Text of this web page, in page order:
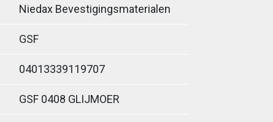
Niedax Bevestigingsmaterialen
GSF
04013339119707
GSF 0408 GLIJMOER